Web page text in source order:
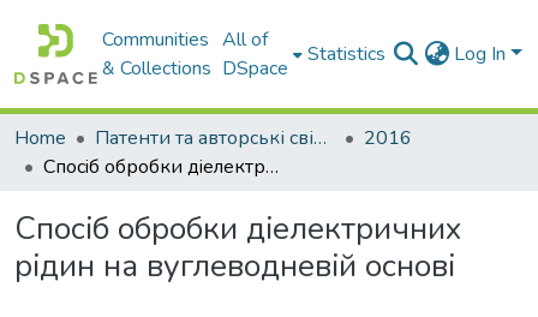
Communities
& Collections
All of
DSpace
Statistics Log In
Home Патенти та авторські свідоцтва
2016
Спосiб обробки дiелектричних рiдин на вуглеводневiй основi
Спосiб обробки дiелектричних
рiдин на вуглеводневiй основi